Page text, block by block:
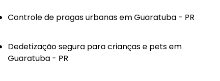
Controle de pragas urbanas em Guaratuba - PR
Dedetização segura para crianças e pets em
Guaratuba - PR